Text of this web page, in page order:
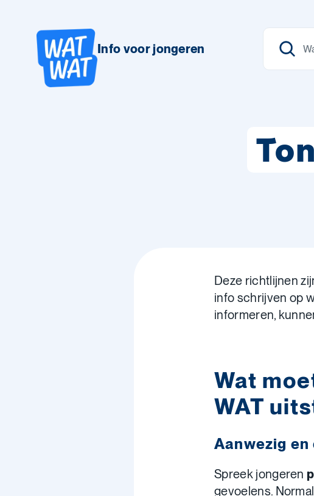
Info voor jongeren
Deze richtlijnen
info schrijven op
informeren,
Wat
WAT
Aanwezig
Spreek jongeren
gevoelens.